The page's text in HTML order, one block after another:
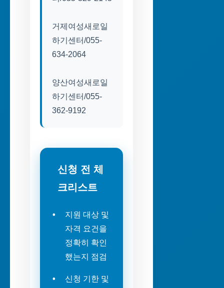
거제여성새로일
하기센터/055-
634-2064
양산여성새로일
하기센터/055-
362-9192
신청 전 체
크리스트
지원 대상 및
자격 요건을
정확히 확인
했는지 점검
신청 기한 및